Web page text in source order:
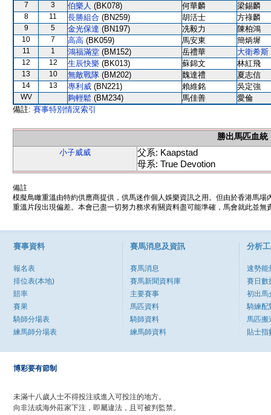
7 3 伯樂人 (BK078) 何華麟 梁錫麟
8 11 長勝組合 (BN259) 胡活士 方祿麟
9 5 金光保達 (BN197) 冼毅力 陳柏鴻
10 7 高高 (BK059) 馬安東 簡炳墀
11 1 鴻福滿堂 (BM152) 岳禮華 大衛希斯
12 12 生辰快樂 (BK013) 蘇錦文 林紅飛
13 10 無敵戰隊 (BM202) 魏達禮 夏志信
14 13 專利威 (BN221) 賴維銘 吳定強
WV 夠輕鬆 (BM234) 馬佳善
愛倫
備註: 賽事特別情況索引
勝出馬匹血統
小子威威
父系: Kaapstad
母系: True Devotion
備註
模擬鳥瞰重溫由特約供應商提供，供馬迷作個人娛樂資訊之用。但由於香港馬
重溫片段出現偏差。本會已盡一切努力務求有關資料盡可能準確，馬會就此並
賽事資料
報名表
排位表(本地)
賠率
賽果
騎師分場表
練馬師分場表
賽馬消息及資訊
賽馬消息
賽馬新聞資料庫
主要賽事
馬匹資料
騎師資料
練馬師資料
分析
速勢能
賽日數
初出馬
騎練配
馬匹搬
貼士指
博彩要有節制
未滿十八歲人士不得投注或進入可投注的地方。
向非法或海外莊家下注，即屬違法，且可被判監禁。